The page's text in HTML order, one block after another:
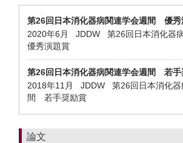
第26回日本消化器病関連学会週間 優秀
2020年6月 JDDW 第26回日本消化器
優秀演題賞
第26回日本消化器病関連学会週間 若手
2018年11月 JDDW 第26回日本消化器
間 若手奨励賞
論文